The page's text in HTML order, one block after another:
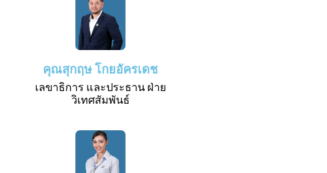
คุณสุกฤษ โกยอัครเดช
เลขาธิการ และประธาน ฝ่าย
วิเทศสัมพันธ์